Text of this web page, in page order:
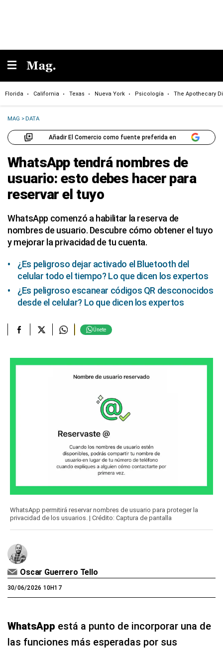
Florida California Texas Nueva York Psicología The Apothecary
MAG >DATA
Añadir El Comercio como fuente preferida en
WhatsApp tendrá nombres de
usuario: esto debes hacer para
reservar el tuyo
WhatsApp comenzó a habilitar la reserva de
nombres de usuario. Descubre cómo obtener el tuyo
y mejorar la privacidad de tu cuenta.
¿Es peligroso dejar activado el Bluetooth del
celular todo el tiempo? Lo que dicen los expertos
¿Es peligroso escanear códigos QR desconocidos
desde el celular? Lo que dicen los expertos
Únete
WhatsApp permitirá reservar nombres de usuario para proteger la
privacidad de los usuarios. | Crédito: Captura de pantalla
Oscar Guerrero Tello
30/06/2026 10H17
WhatsApp está a punto de incorporar una de
las funciones más esperadas por sus